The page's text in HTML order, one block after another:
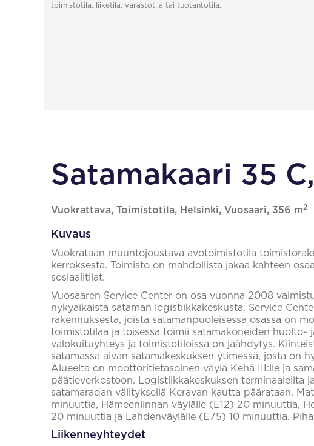
toimistotila, liiketila, varastotila tai tuotantotila.
Satamakaari 35
Vuokrattava, Toimistotila, Helsinki, Vuosaari, 356 m2
Kuvaus
Vuokrataan muuntojoustava avotoimistotila
kerroksesta. Toimisto on mahdollista jakaa kahteen
sosiaalitilat.
Vuosaaren Service Center on osa vuonna 2008
nykyaikaista sataman logistiikkakeskusta. Service
rakennuksesta, joista satamanpuoleisessa osassa on
toimistotilaa ja toisessa toimii satamakoneiden huolto-
valokuituyhteys ja toimistotiloissa on jäähdytys.
satamassa aivan satamakeskuksen ytimessä, josta on
Alueelta on moottoritietasoinen väylä Kehä III:lle ja
päätieverkostoon. Logistiikkakeskuksen terminaaleilta
satamaradan välityksellä Keravan kautta päärataan.
minuuttia, Hämeenlinnan väylälle (E12) 20 minuuttia,
20 minuuttia ja Lahdenväylälle (E75) 10 minuuttia.
Liikenneyhteydet